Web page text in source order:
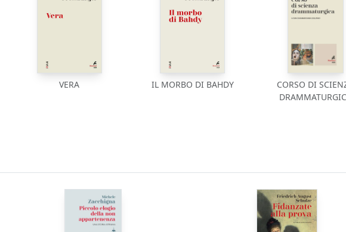
VERA IL MORBO DI BAHDY
CORSO DI